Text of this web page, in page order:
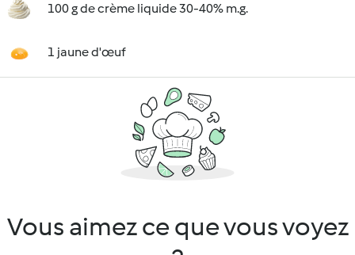
100 g de crème liquide 30-40% m.g.
1 jaune d'œuf
Vous aimez ce que vous voyez